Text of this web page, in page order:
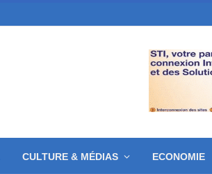
CULTURE & MÉDIAS ECONOMIE